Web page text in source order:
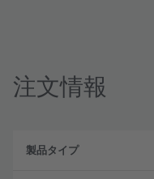
注文情報
品
品